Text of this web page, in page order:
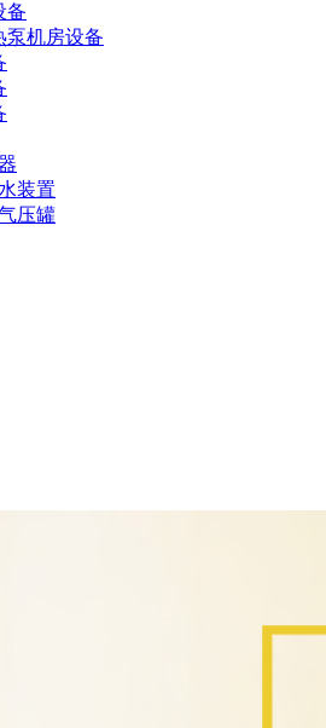
备
泵机房设备
装置
压罐